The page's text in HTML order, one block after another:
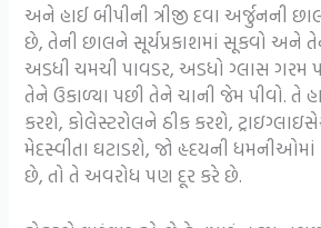
અને હાઈ બીપીની ત્રીજી દવા અર્જુનની
છે, તેની છાલને સૂર્યપ્રકાશમાં સૂકવો અને
અડધી ચમચી પાવડર, અડધો ગ્લાસ ગરમ
તેને ઉકાળ્યા પછી તેને ચાની જેમ પીવો. તે
કરશે, કોલેસ્ટરોલને ઠીક કરશે,
મેદસ્વીતા ઘટાડશે, જો હૃદયની
છે, તો તે અવરોધ પણ દૂર કરે છે.